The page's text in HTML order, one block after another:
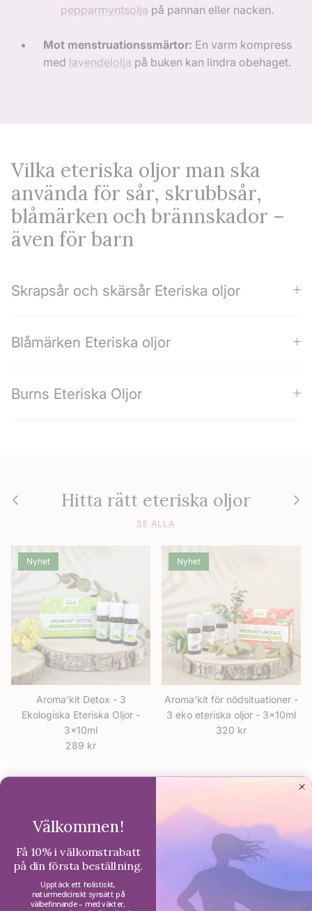
pepparmyntsolja på pannan eller nacken.
Mot menstruationssmärtor: En varm kompress
med lavendelolja på buken kan lindra obehaget.
Vilka eteriska oljor man ska
använda för sår, skrubbsår,
blåmärken och brännskador –
även för barn
Skrapsår och skärsår Eteriska oljor
Blåmärken Eteriska oljor
Burns Eteriska Oljor
Föregående Hitta rätt eteriska oljor Nästa
SE ALLA
Nyhet
Aroma'kit Detox - 3
Ekologiska Eteriska Oljor -
3x10ml
Ordinarie pris
289 kr
Nyhet
Aroma'kit för nödsituationer -
3 eko eteriska oljor - 3x10ml
Ordinarie pris
320 kr
Upptäck mer...
Välkommen!
Få 10% i välkomstrabatt
på din första beställning.
Upptäck ett holistiskt,
naturmedicinskt synsätt på
välbefinnande – med växter,